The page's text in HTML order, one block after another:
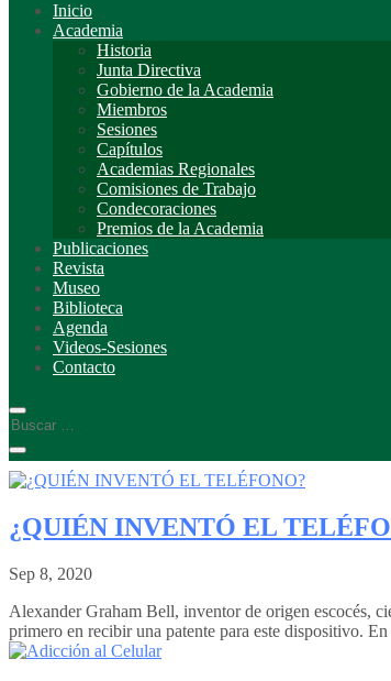
Inicio
Academia
Historia
Junta Directiva
Gobierno de la Academia
Miembros
Sesiones
Capítulos
Academias Regionales
Comisiones de Trabajo
Condecoraciones
Premios de la Academia
Publicaciones
Revista
Museo
Biblioteca
Agenda
Videos-Sesiones
Contacto
¿QUIÉN INVENTÓ EL
Sep 8, 2020
Alexander Graham Bell, inventor de origen escocés,
primero en recibir una patente para este dispositivo. En